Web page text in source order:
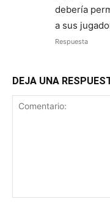
debería
a sus
Respuesta
DEJA UNA